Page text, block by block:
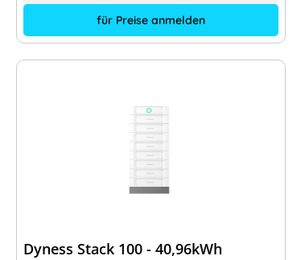
für Preise anmelden
Dyness Stack 100 - 40,96kWh